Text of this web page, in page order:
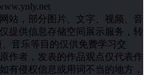
站，部分图片、文字、视频、音
提供信息存储空间展示服务，转
音乐等目的仅供免费学习交
作者，发表的作品观点仅代表作
有侵权信息或用词不当的地方，